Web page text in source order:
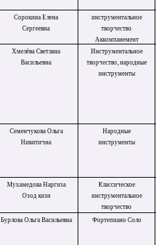
Сорокина Елена
Сергеевна
инструментальное
творчество
Аккомпанемент
Хмелёва Светлана
Васильевна
Инструментальное
творчество, народные
инструменты
Семенчукова Ольга
Никитична
Народные
инструменты
Мухамедова Наргиза
Озод кизи
Классическое
инструментальное
творчество
Бурлова Ольга Васильевна Фортепиано Соло